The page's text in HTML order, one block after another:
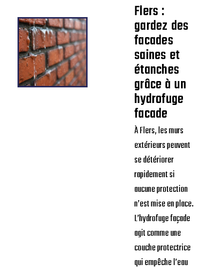
Flers :
gardez des
facades
saines et
étanches
grâce à un
hydrofuge
facade
À Flers, les murs
extérieurs peuvent
se détériorer
rapidement si
aucune protection
n’est mise en place.
L’hydrofuge façade
agit comme une
couche protectrice
qui empêche l’eau